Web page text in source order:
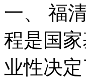
一、 福
程是国
业性决